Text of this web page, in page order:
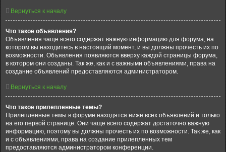
Вернуться к началу
Что такое объявления?
Объявления чаще всего содержат важную информацию для форума, на
котором вы находитесь в настоящий момент, и вы должны прочесть их по
возможности. Объявления появляются вверху каждой страницы форума,
в котором они созданы. Так же, как и с важными объявлениями, права на
создание объявлений предоставляются администратором.
Вернуться к началу
Что такое прилепленные темы?
Прилепленные темы в форуме находятся ниже всех объявлений и только
на его первой странице. Они чаще всего содержат достаточно важную
информацию, поэтому вы должны прочесть их по возможности. Так же, как
и с объявлениями, права на создание прилепленных тем
предоставляются администратором конференции.